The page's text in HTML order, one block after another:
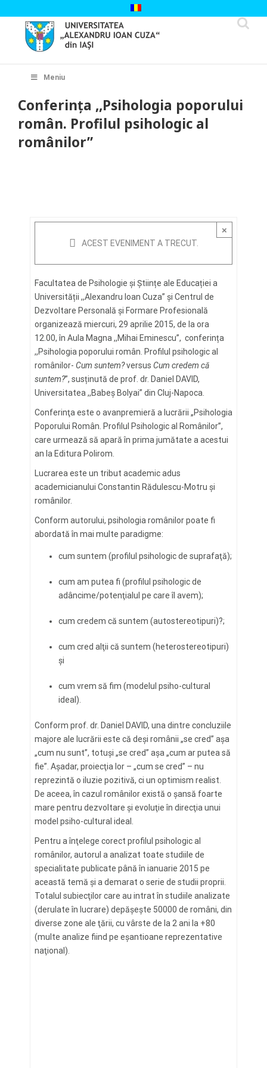
to
content
Meniu
Conferința ,,Psihologia poporului
român. Profilul psihologic al
românilor”
×
ACEST EVENIMENT A TRECUT.
Facultatea de Psihologie și Științe ale Educației a
Universității ,,Alexandru Ioan Cuza” și Centrul de
Dezvoltare Personală și Formare Profesională
organizează miercuri, 29 aprilie 2015, de la ora
12.00, în Aula Magna ,,Mihai Eminescu”, conferința
,,Psihologia poporului român. Profilul psihologic al
românilor- Cum suntem?versus Cum credem că
suntem?”, susținută de prof. dr. Daniel DAVID,
Universitatea ,,Babeș Bolyai” din Cluj-Napoca.
Conferinţa este o avanpremieră a lucrării „Psihologia
Poporului Român. Profilul Psihologic al Românilor”,
care urmează să apară în prima jumătate a acestui
an la Editura Polirom.
Lucrarea este un tribut academic adus
academicianului Constantin Rădulescu-Motru şi
românilor.
Conform autorului, psihologia românilor poate fi
abordată în mai multe paradigme:
cum suntem (profilul psihologic de suprafaţă);
cum am putea fi (profilul psihologic de
adâncime/potenţialul pe care îl avem);
cum credem că suntem (autostereotipuri)?;
cum cred alţii că suntem (heterostereotipuri)
şi
cum vrem să fim (modelul psiho-cultural
ideal).
Conform prof. dr. Daniel DAVID, una dintre concluziile
majore ale lucrării este că deşi românii „se cred” aşa
„cum nu sunt”, totuşi „se cred” aşa „cum ar putea să
fie”. Aşadar, proiecţia lor – „cum se cred” – nu
reprezintă o iluzie pozitivă, ci un optimism realist.
De aceea, în cazul românilor există o şansă foarte
mare pentru dezvoltare şi evoluţie în direcţia unui
model psiho-cultural ideal.
Pentru a înţelege corect profilul psihologic al
românilor, autorul a analizat toate studiile de
specialitate publicate până în ianuarie 2015 pe
această temă şi a demarat o serie de studii proprii.
Totalul subiecţilor care au intrat în studiile analizate
(derulate în lucrare) depăşeşte 50000 de români, din
diverse zone ale ţării, cu vârste de la 2 ani la +80
(multe analize fiind pe eşantioane reprezentative
naţional).